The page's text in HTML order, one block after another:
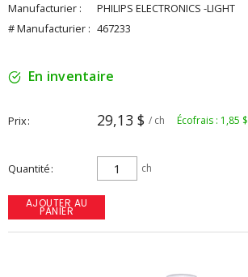
Manufacturier :
PHILIPS ELECTRONICS -LIGHT
# Manufacturier : 467233
En inventaire
Prix 29,13 $ / ch Écofrais : 1,85 $
Quantité ch
AJOUTER AU
PANIER